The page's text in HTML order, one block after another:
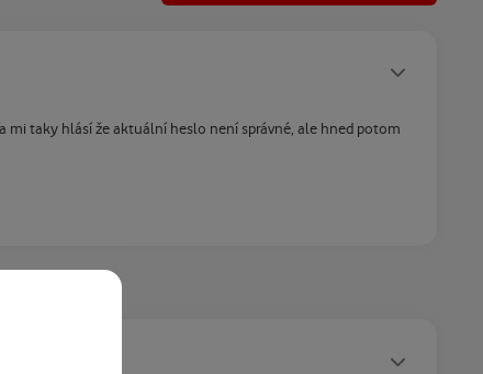
mi taky hlásí že aktuální heslo není správné, ale hned potom